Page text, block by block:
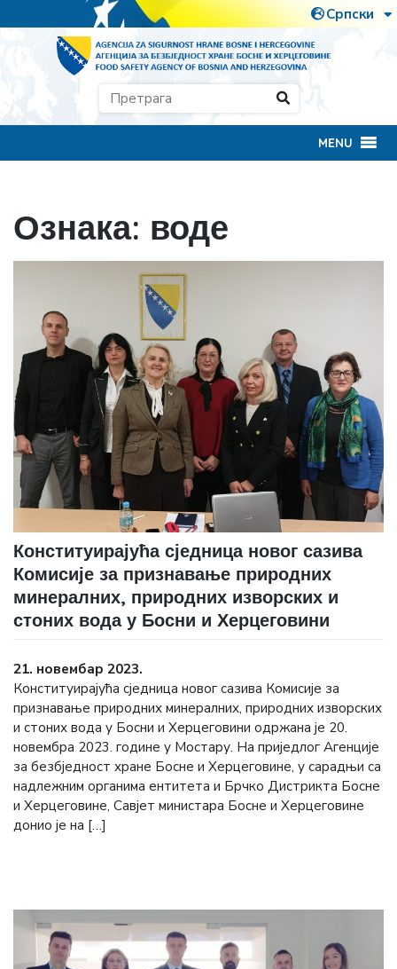
MENU
Ознака: воде
Конституирајућа сједница новог сазива
Комисије за признавање природних
минералних, природних изворских и
стоних вода у Босни и Херцеговини
21. новембар 2023.
Конституирајућа сједница новог сазива Комисије за
признавање природних минералних, природних изворских
и стоних вода у Босни и Херцеговини одржана је 20.
новембра 2023. године у Мостару. На приједлог Агенције
за безбједност хране Босне и Херцеговине, у сарадњи са
надлежним органима ентитета и Брчко Дистрикта Босне
и Херцеговине, Савјет министара Босне и Херцеговине
донио је на […]